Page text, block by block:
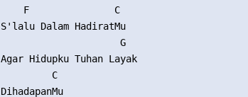
    F               C
S'lalu Dalam HadiratMu
                     G
Agar Hidupku Tuhan Layak
         C
DihadapanMu